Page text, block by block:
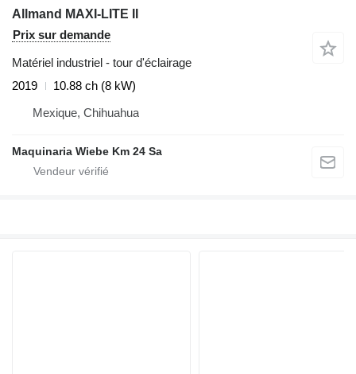
Allmand MAXI-LITE II
Prix sur demande
Matériel industriel - tour d'éclairage
2019
10.88 ch (8 kW)
Mexique, Chihuahua
Maquinaria Wiebe Km 24 Sa